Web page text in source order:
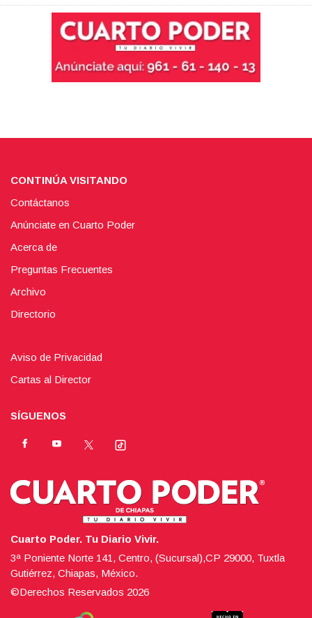
CONTINÚA VISITANDO
Contáctanos
Anúnciate en Cuarto Poder
Acerca de
Preguntas Frecuentes
Archivo
Directorio
Aviso de Privacidad
Cartas al Director
SÍGUENOS
Cuarto Poder. Tu Diario Vivir.
3ª Poniente Norte 141, Centro, (Sucursal),CP 29000, Tuxtla
Gutiérrez, Chiapas, México.
©Derechos Reservados 2026